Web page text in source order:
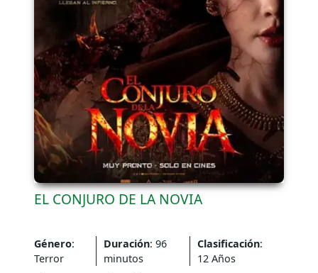
EL CONJURO DE LA NOVIA
Género:
Terror
Duración: 96
minutos
Clasificación:
12 Años